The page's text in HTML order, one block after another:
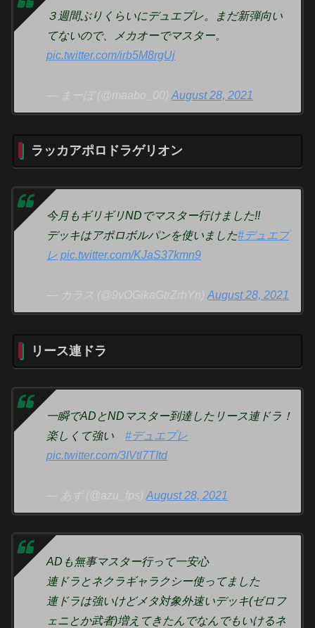
３週間ぶりくらいにデュエプレ。まだ新弾向い
てないので、メカオーでマスター。
pic.twitter.com/irb5M8rgUj
— まーぼ (@maabo_00)August 28, 2021
ラッカアポロドラゲリオン
今月もギリギリNDでマスター行けました!!
デッキはアポロボルパンを使いました#デュエプ
レ pic.twitter.com/KJaS37kmn9
— カラス (@9vOGikaGtrZrhYn)August 28, 2021
リース連ドラ
一瞬でADとNDマスター到達したリース連ドラ！
楽しくて強い#デュエプレ
pic.twitter.com/3IVtl7TItd
— あず (@azu_fps)August 28, 2021
ADも無事マスター行って一安心
連ドラとネクラギャラクシー使ってました
連ドラは強いけどメタ対象外速いデッキ(ゼロフ
ェニとか武者)増えてきたんでなんでもいけるネ